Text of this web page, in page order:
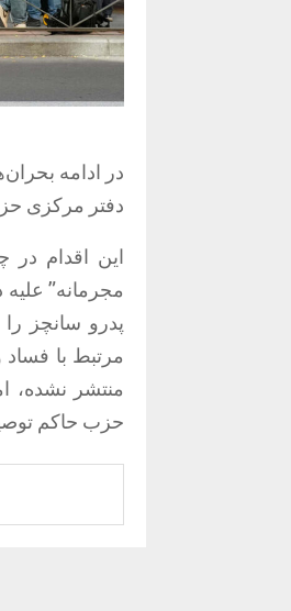
دفتر مرکزی
این اقدام در
مجرمانه”
پدرو سانچز
مرتبط با
منتشر نشده،
حزب حاکم